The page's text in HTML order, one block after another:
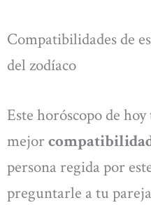
Compatibilidades de
del zodíaco
Este horóscopo de
mejor
persona regida por
preguntarle a tu